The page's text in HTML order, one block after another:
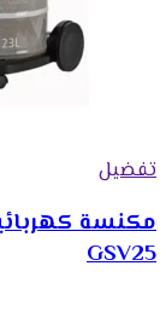
تفضيل
GSV25